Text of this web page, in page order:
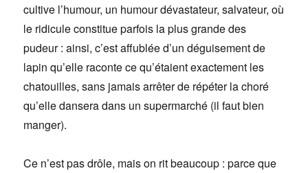
cultive l’humour, un humour dévastateur, salvateur, où
le ridicule constitue parfois la plus grande des
pudeur : ainsi, c’est affublée d’un déguisement de
lapin qu’elle raconte ce qu’étaient exactement les
chatouilles, sans jamais arrêter de répéter la choré
qu’elle dansera dans un supermarché (il faut bien
manger).
Ce n’est pas drôle, mais on rit beaucoup : parce que